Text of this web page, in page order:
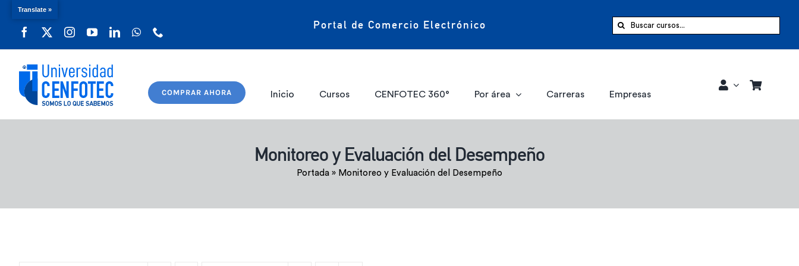
Portal de Comercio Electrónico Buscar:
COMPRAR AHORA Inicio Cursos CENFOTEC 360° Por área Carreras Empresas
Monitoreo y Evaluación del Desempeño
Portada » Monitoreo y Evaluación del Desempeño
Translate »